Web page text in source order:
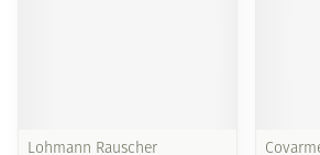
Lohmann Rauscher